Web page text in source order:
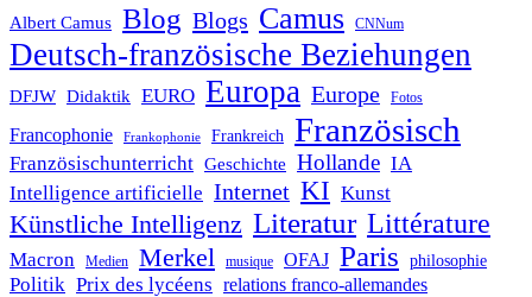
Albert Camus Blog Blogs Camus CNNum
Deutsch-französische Beziehungen
DFJW Didaktik EURO Europa Europe Fotos
Francophonie Frankophonie Frankreich Französisch
Französischunterricht Geschichte Hollande IA
Intelligence artificielle Internet KI Kunst
Künstliche Intelligenz Literatur Littérature
Macron Medien Merkel musique OFAJ Paris philosophie
Politik Prix des lycéens relations franco-allemandes